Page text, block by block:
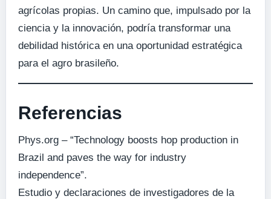
agrícolas propias. Un camino que, impulsado por la
ciencia y la innovación, podría transformar una
debilidad histórica en una oportunidad estratégica
para el agro brasileño.
Referencias
Phys.org – “Technology boosts hop production in
Brazil and paves the way for industry
independence”.
Estudio y declaraciones de investigadores de la